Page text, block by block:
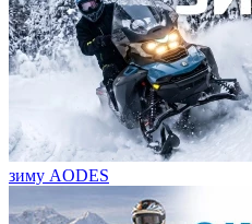
зиму AODES